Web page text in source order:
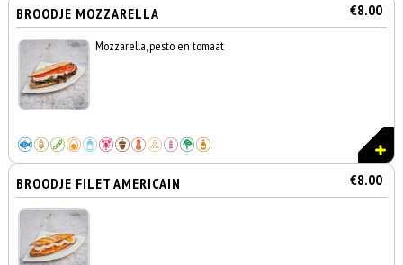
BROODJE MOZZARELLA €8.00
Mozzarella, pesto en tomaat
BROODJE FILET AMERICAIN €8.00